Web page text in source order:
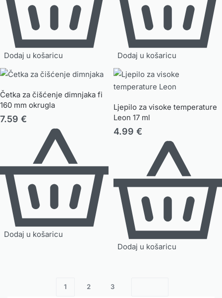
Dodaj u košaricu Dodaj u košaricu
Četka za čišćenje dimnjaka fi
160 mm okrugla
7.59 €
Dodaj u košaricu
Ljepilo za visoke temperature
Leon 17 ml
4.99 €
Dodaj u košaricu
1 2 3